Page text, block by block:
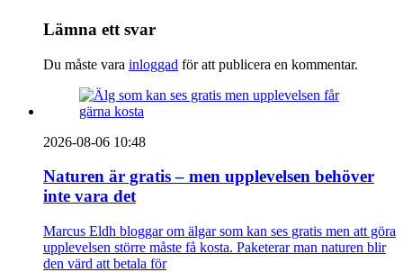
Lämna ett svar
Du måste vara inloggad för att publicera en kommentar.
2026-08-06 10:48
Naturen är gratis – men upplevelsen behöver
inte vara det
Marcus Eldh bloggar om älgar som kan ses gratis men att göra
upplevelsen större måste få kosta. Paketerar man naturen blir
den värd att betala för